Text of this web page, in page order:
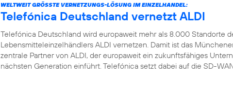
WELTWEIT GRÖSSTE VERNETZUNGS-LÖSUNG IM EINZELHANDEL:
Telefónica Deutschland vernetzt ALDI
Telefónica Deutschland wird europaweit mehr als 8.000 Standorte
Lebensmitteleinzelhändlers ALDI vernetzen. Damit ist das
zentrale Partner von ALDI, der europaweit ein zukunftsfähiges
nächsten Generation einführt. Telefónica setzt dabei auf die SD-